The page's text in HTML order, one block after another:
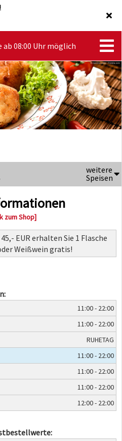
08:00 Uhr möglich
weitere
Speisen
zum Shop]
EUR erhalten Sie 1 Flasche
Weißwein gratis!
11:00 - 22:00
11:00 - 22:00
RUHETAG
11:00 - 22:00
11:00 - 22:00
11:00 - 22:00
12:00 - 22:00